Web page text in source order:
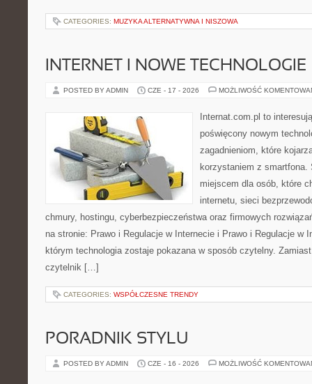
CATEGORIES: MUZYKA ALTERNATYWNA I NISZOWA
INTERNET I NOWE TECHNOLOGIE
POSTED BY ADMIN CZE - 17 - 2026 MOŻLIWOŚĆ
Internat.com.pl to
poświęcony nowym
zagadnieniom, które
korzystaniem z
miejscem dla osób, które
internetu, sieci
chmury, hostingu, cyberbezpieczeństwa oraz firmowych
na stronie: Prawo i Regulacje w Internecie i Prawo i Regulacje w
którym technologia zostaje pokazana w sposób czytelny.
czytelnik […]
CATEGORIES: WSPÓŁCZESNE TRENDY
PORADNIK STYLU
POSTED BY ADMIN CZE - 16 - 2026 MOŻLIWOŚĆ